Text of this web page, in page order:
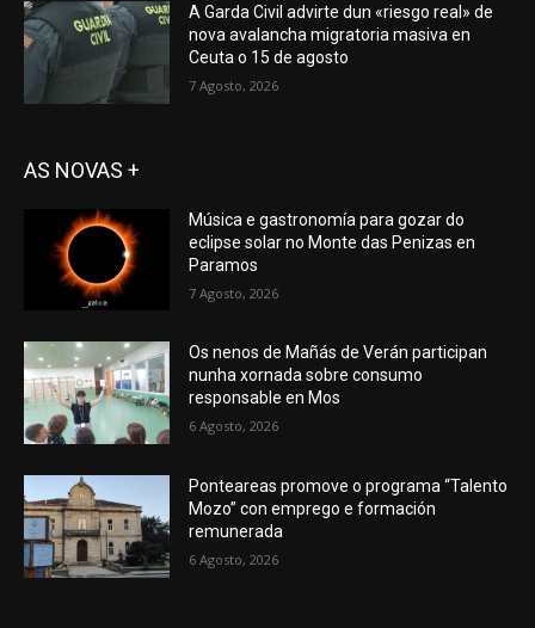
A Garda Civil advirte dun «riesgo real» de
nova avalancha migratoria masiva en
Ceuta o 15 de agosto
7 Agosto, 2026
AS NOVAS +
Música e gastronomía para gozar do
eclipse solar no Monte das Penizas en
Paramos
7 Agosto, 2026
Os nenos de Mañás de Verán participan
nunha xornada sobre consumo
responsable en Mos
6 Agosto, 2026
Ponteareas promove o programa “Talento
Mozo” con emprego e formación
remunerada
6 Agosto, 2026